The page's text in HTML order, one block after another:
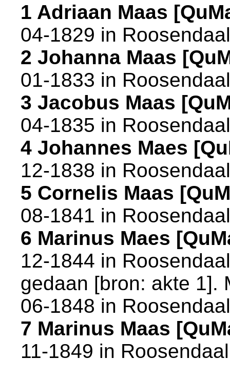
1 Adriaan Maas
04-1829 in Roosendaal
2 Johanna Maas
01-1833 in Roosendaal
3 Jacobus Maas
04-1835 in Roosendaal
4 Johannes Maes
12-1838 in Roosendaal
5 Cornelis Maas
08-1841 in Roosendaal
6 Marinus Maes
12-1844 in Roosendaal
gedaan [bron: akte 1].
06-1848 in Roosendaal
7 Marinus Maas
11-1849 in Roosendaal